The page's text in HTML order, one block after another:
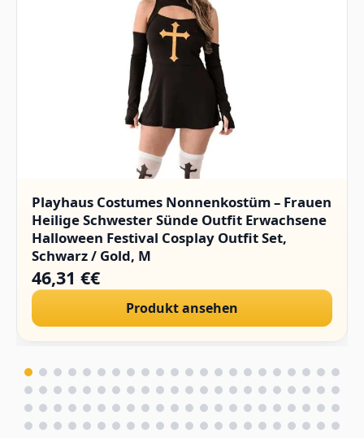
Playhaus Costumes Nonnenkostüm – Frauen
Heilige Schwester Sünde Outfit Erwachsene
Halloween Festival Cosplay Outfit Set,
Schwarz / Gold, M
46,31 €€
Produkt ansehen